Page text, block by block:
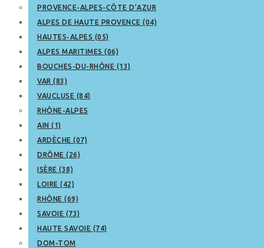
PROVENCE-ALPES-CÔTE D’AZUR
ALPES DE HAUTE PROVENCE (04)
HAUTES-ALPES (05)
ALPES MARITIMES (06)
BOUCHES-DU-RHÔNE (13)
VAR (83)
VAUCLUSE (84)
RHÔNE-ALPES
AIN (1)
ARDÈCHE (07)
DRÔME (26)
ISÈRE (38)
LOIRE (42)
RHÔNE (69)
SAVOIE (73)
HAUTE SAVOIE (74)
DOM-TOM